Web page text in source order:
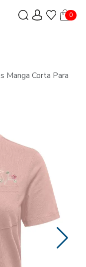
0
Manga Corta Para